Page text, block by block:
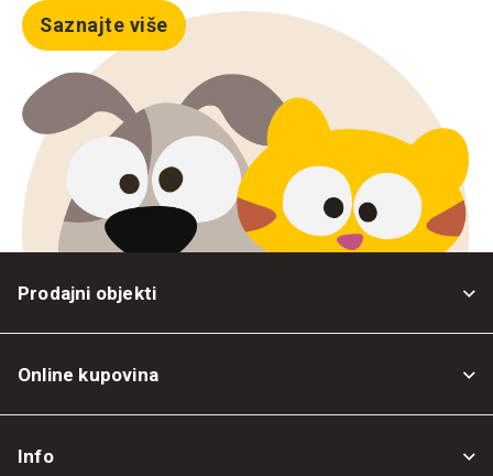
Saznajte više
Prodajni objekti
Online kupovina
Info